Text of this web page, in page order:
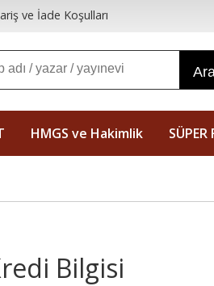
ve İade Koşulları
HMGS ve Hakimlik SÜPER
Bilgisi